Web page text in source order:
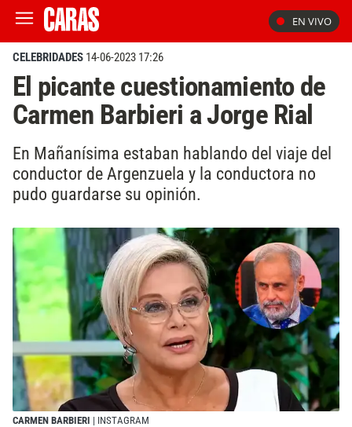
EN VIVO
CELEBRIDADES 14-06-2023 17:26
El picante cuestionamiento de
Carmen Barbieri a Jorge Rial
En Mañanísima estaban hablando del viaje del
conductor de Argenzuela y la conductora no
pudo guardarse su opinión.
CARMEN BARBIERI | INSTAGRAM